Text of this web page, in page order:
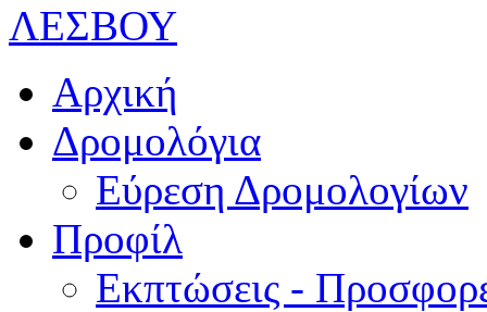
Αρχική
Δρομολόγια
Εύρεση Δρομολογίων
Προφίλ
Εκπτώσεις -